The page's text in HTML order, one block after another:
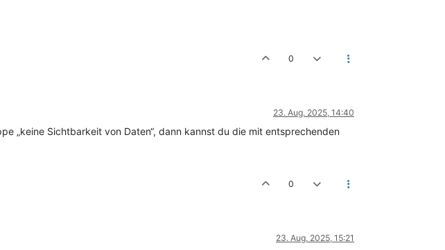
0
23. Aug. 2025, 14:40
„keine Sichtbarkeit von Daten“, dann kannst du die mit entsprechenden
0
23. Aug. 2025, 15:21